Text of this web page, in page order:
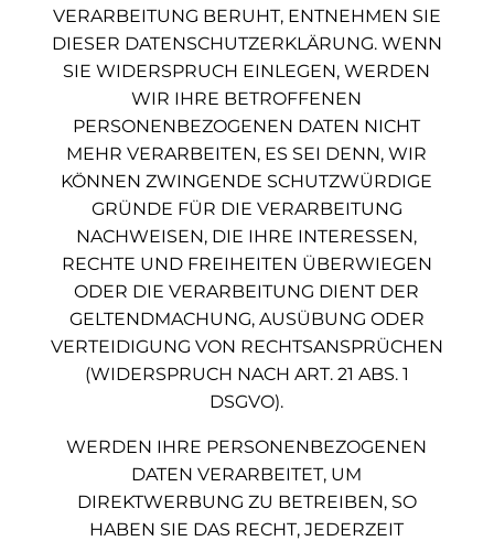
VERARBEITUNG BERUHT, ENTNEHMEN SIE
DIESER DATENSCHUTZERKLÄRUNG. WENN
SIE WIDERSPRUCH EINLEGEN, WERDEN
WIR IHRE BETROFFENEN
PERSONENBEZOGENEN DATEN NICHT
MEHR VERARBEITEN, ES SEI DENN, WIR
KÖNNEN ZWINGENDE SCHUTZWÜRDIGE
GRÜNDE FÜR DIE VERARBEITUNG
NACHWEISEN, DIE IHRE INTERESSEN,
RECHTE UND FREIHEITEN ÜBERWIEGEN
ODER DIE VERARBEITUNG DIENT DER
GELTENDMACHUNG, AUSÜBUNG ODER
VERTEIDIGUNG VON RECHTSANSPRÜCHEN
(WIDERSPRUCH NACH ART. 21 ABS. 1
DSGVO).
WERDEN IHRE PERSONENBEZOGENEN
DATEN VERARBEITET, UM
DIREKTWERBUNG ZU BETREIBEN, SO
HABEN SIE DAS RECHT, JEDERZEIT